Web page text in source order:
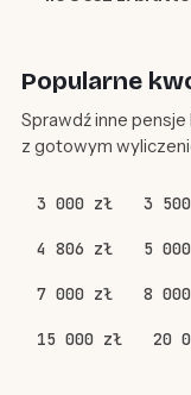
Popularne
Sprawdź inne
z gotowym
3 000 zł 3
4 806 zł 5
7 000 zł 8
15 000 zł 20